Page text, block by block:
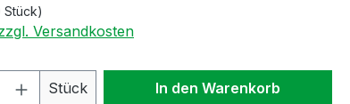
Stück)
Versandkosten
Gib den gewünschten Wert
Stück In den Warenkorb